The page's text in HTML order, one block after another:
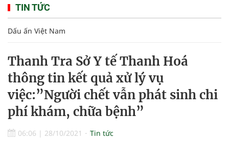
TIN TỨC
Dấu ấn Việt Nam
Thanh Tra Sở Y tế Thanh Hoá
thông tin kết quả xử lý vụ
việc:”Người chết vẫn phát sinh chi
phí khám, chữa bệnh”
06:06 | 28/10/2021 Tin tức